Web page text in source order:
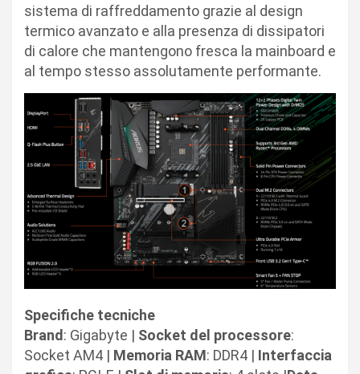
sistema di raffreddamento grazie al design
termico avanzato e alla presenza di dissipatori
di calore che mantengono fresca la mainboard e
al tempo stesso assolutamente performante.
Specifiche tecniche
Brand: Gigabyte | Socket del processore:
Socket AM4 | Memoria RAM: DDR4 | Interfaccia